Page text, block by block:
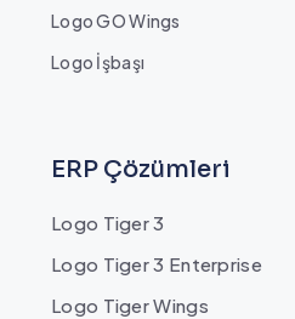
Logo GO Wings
Logo İşbaşı
ERP Çözümleri
Logo Tiger 3
Logo Tiger 3 Enterprise
Logo Tiger Wings